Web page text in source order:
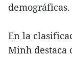
demográficas.
En la
Minh destaca